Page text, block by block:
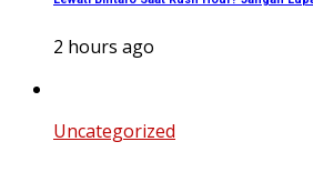
2 hours ago
Uncategorized